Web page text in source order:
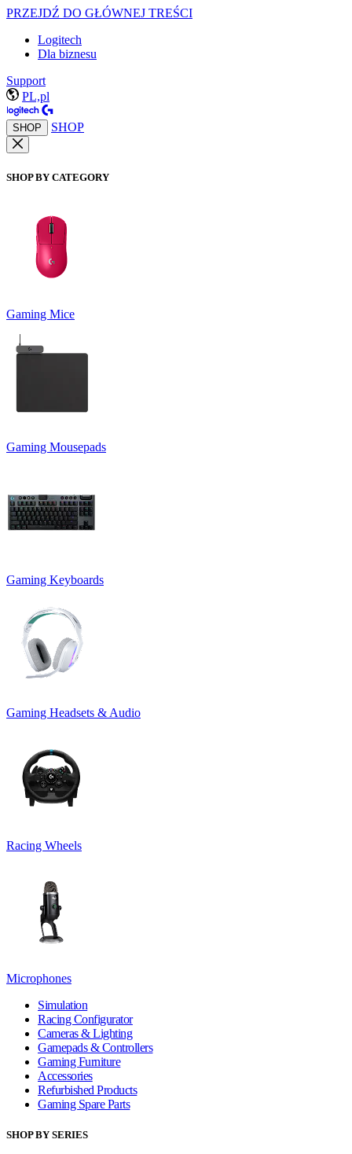
PRZEJDŹ DO GŁÓWNEJ TREŚCI
Logitech
Dla biznesu
Support
PL,pl
SHOP SHOP
SHOP BY CATEGORY
Gaming Mice
Gaming Mousepads
Gaming Keyboards
Gaming Headsets & Audio
Racing Wheels
Microphones
Simulation
Racing Configurator
Cameras & Lighting
Gamepads & Controllers
Gaming Furniture
Accessories
Refurbished Products
Gaming Spare Parts
SHOP BY SERIES